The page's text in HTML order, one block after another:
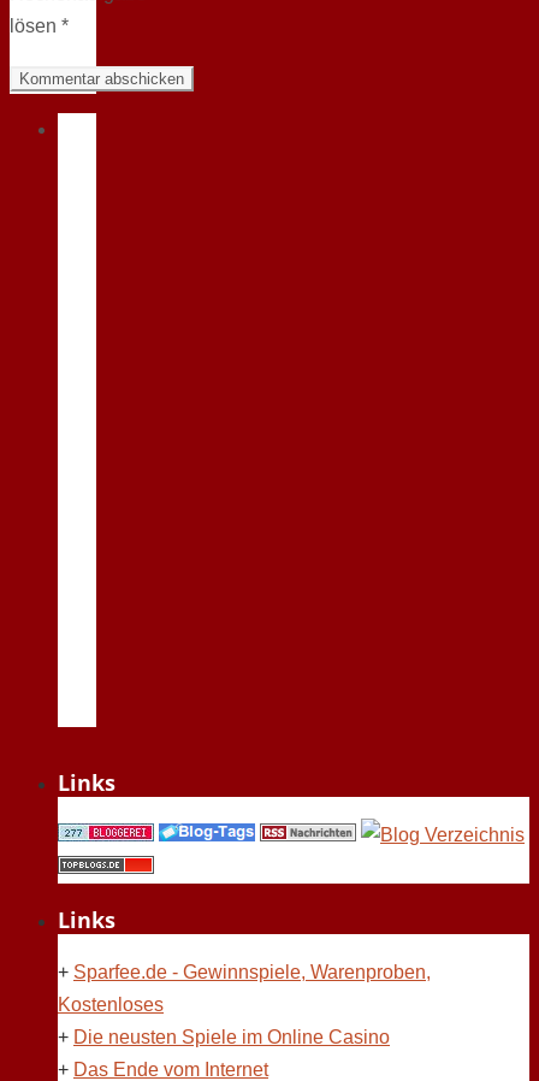
lösen *
Links
Links
+ Sparfee.de - Gewinnspiele, Warenproben,
Kostenloses
+ Die neusten Spiele im Online Casino
+ Das Ende vom Internet